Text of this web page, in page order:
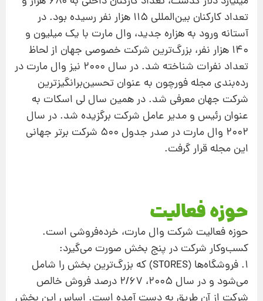
تعداد كاركنان بین‌المللی ۱۱۵ هزار نفر رسیده بود. در
آستانه ورود به هزاره جدید، وال مارت با یك میلیون و
۱۴۰ هزار نفر، بزرگ‌ترین شركت خصوصی جهان از لحاظ
تعداد نفرات شناخته شد. در سال ۲۰۰۰ نیز وال مارت در
رده‌بندی مجله فورچون به عنوان تحسین‌برانگیزترین
شركت جهان معرفی شد. در همین سال لی اسكات به
عنوان رئیس و مدیر عامل شركت برگزیده شد. در سال
۲۰۰۲ وال مارت در صدر جدول ۵۰۰ شركت برتر جهانی
این مجله قرار گرفت.
حوزه فعالیت
حوزه فعالیت شركت وال مارت، خرده‌فروشی است.
كسب‌وكار شركت در پنج بخش صورت می‌گیرد:
۱. فروشگاه‌ها (STORES) كه بزرگ‌ترین بخش را شامل
می‌شود و در سال ۲۰۰۵، ۲/۶۷ درصد فروش خالص